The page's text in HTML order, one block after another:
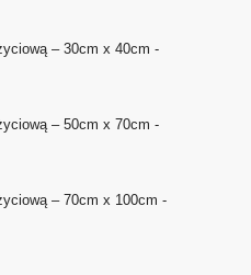
– 30cm x 40cm -
– 50cm x 70cm -
– 70cm x 100cm -